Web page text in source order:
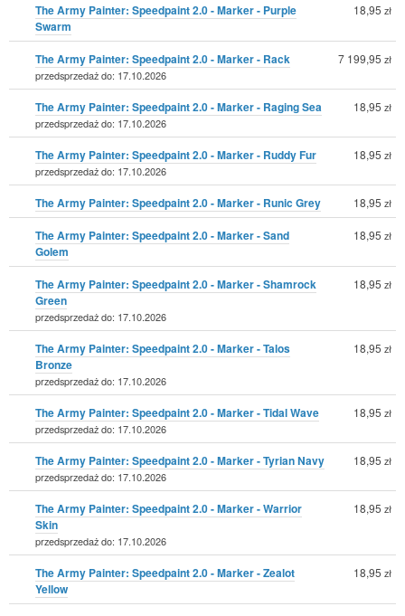
The Army Painter: Speedpaint 2.0 - Marker - Purple
Swarm
18,95 zł
The Army Painter: Speedpaint 2.0 - Marker - Rack
przedsprzedaż do: 17.10.2026
7 199,95 zł
The Army Painter: Speedpaint 2.0 - Marker - Raging Sea
przedsprzedaż do: 17.10.2026
18,95 zł
The Army Painter: Speedpaint 2.0 - Marker - Ruddy Fur
przedsprzedaż do: 17.10.2026
18,95 zł
The Army Painter: Speedpaint 2.0 - Marker - Runic Grey 18,95 zł
The Army Painter: Speedpaint 2.0 - Marker - Sand
Golem
18,95 zł
The Army Painter: Speedpaint 2.0 - Marker - Shamrock
Green
przedsprzedaż do: 17.10.2026
18,95 zł
The Army Painter: Speedpaint 2.0 - Marker - Talos
Bronze
przedsprzedaż do: 17.10.2026
18,95 zł
The Army Painter: Speedpaint 2.0 - Marker - Tidal Wave
przedsprzedaż do: 17.10.2026
18,95 zł
The Army Painter: Speedpaint 2.0 - Marker - Tyrian Navy
przedsprzedaż do: 17.10.2026
18,95 zł
The Army Painter: Speedpaint 2.0 - Marker - Warrior
Skin
przedsprzedaż do: 17.10.2026
18,95 zł
The Army Painter: Speedpaint 2.0 - Marker - Zealot
Yellow
18,95 zł